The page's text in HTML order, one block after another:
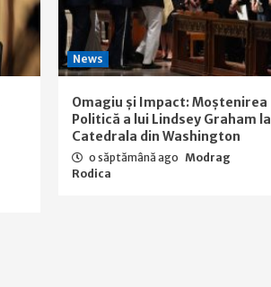
News
Omagiu și Impact: Moștenirea
Politică a lui Lindsey Graham la
Catedrala din Washington
o săptămână ago Modrag
Rodica